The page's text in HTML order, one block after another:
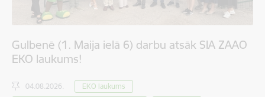
Gulbenē (1. Maija ielā 6) darbu atsāk SIA ZAAO
EKO laukums!
04.08.2026.
EKO laukums